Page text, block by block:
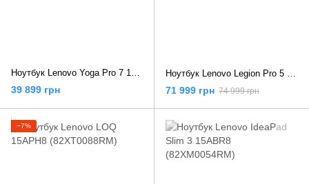
Ноутбук Lenovo Yoga Pro 7 14APH8 (82Y80014RM)
39 899 грн
Ноутбук Lenovo Legion Pro 5 16ARX8 (82WM0082RM)
71 999 грн 74 999 грн
−7%